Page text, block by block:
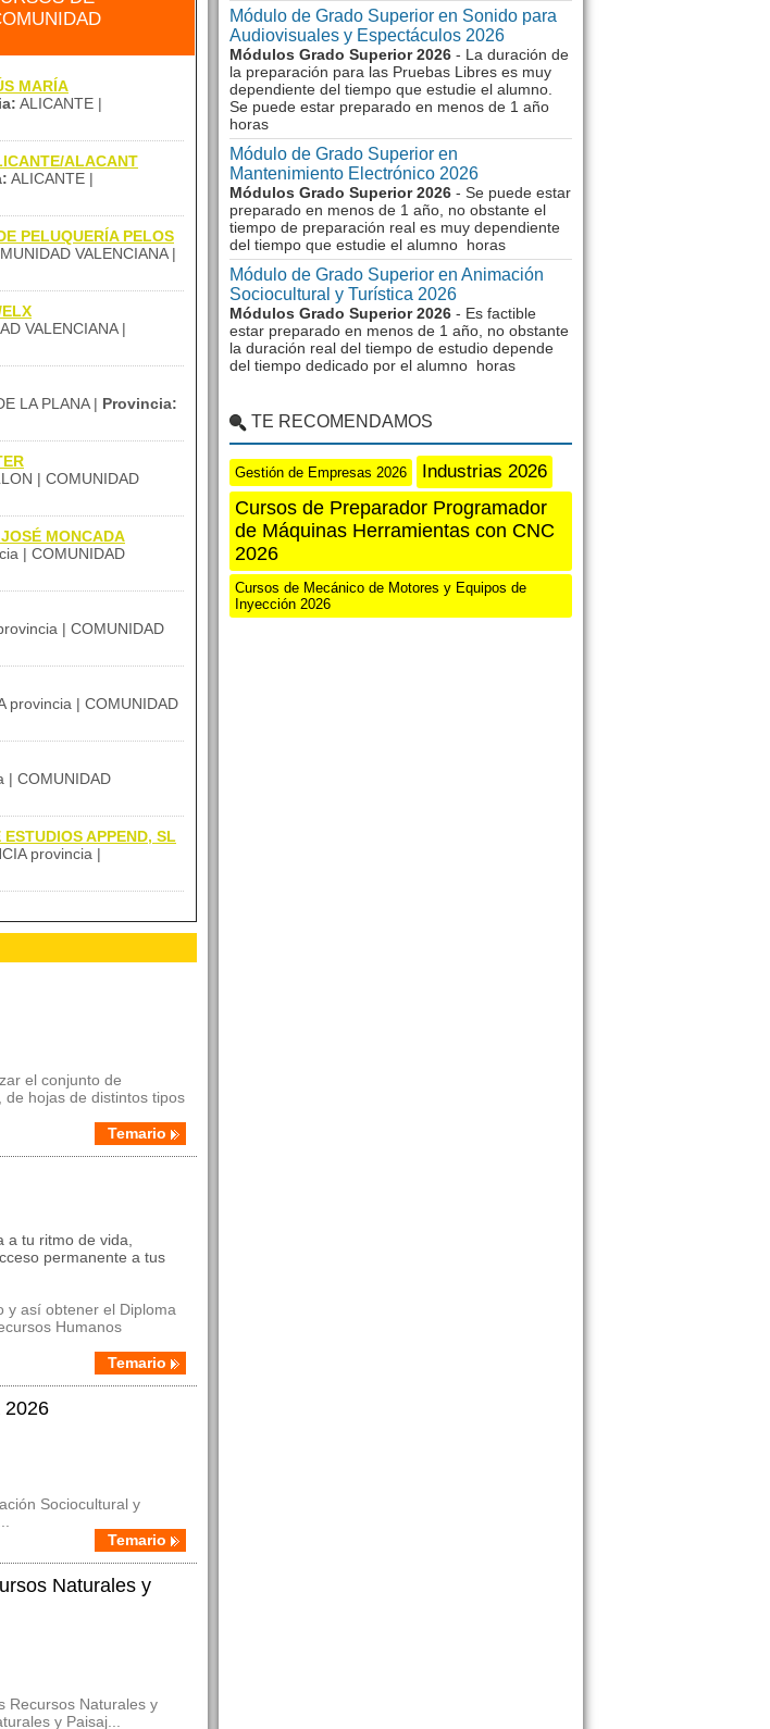
MARÍA
ALICANTE |
ALACANT
ALICANTE |
PELUQUERÍA PELOS
VALENCIANA |
VALENCIANA |
LA PLANA | Provincia:
| COMUNIDAD
MONCADA
| COMUNIDAD
| COMUNIDAD
provincia | COMUNIDAD
| COMUNIDAD
APPEND, SL
provincia |
el conjunto de
hojas de distintos tipos
Temario
tu ritmo de vida,
permanente a tus
y así obtener el Diploma
Humanos
Temario
2026
Sociocultural y
Temario
Naturales y
Recursos Naturales y
y Paisaj...
Módulo de Grado Superior en Sonido para
Audiovisuales y Espectáculos 2026
Módulos Grado Superior 2026 - La duración de
la preparación para las Pruebas Libres es muy
dependiente del tiempo que estudie el alumno.
Se puede estar preparado en menos de 1 año
horas
Módulo de Grado Superior en
Mantenimiento Electrónico 2026
Módulos Grado Superior 2026 - Se puede estar
preparado en menos de 1 año, no obstante el
tiempo de preparación real es muy dependiente
del tiempo que estudie el alumno horas
Módulo de Grado Superior en Animación
Sociocultural y Turística 2026
Módulos Grado Superior 2026 - Es factible
estar preparado en menos de 1 año, no obstante
la duración real del tiempo de estudio depende
del tiempo dedicado por el alumno horas
TE RECOMENDAMOS
Gestión de Empresas 2026 Industrias 2026
Cursos de Preparador Programador
de Máquinas Herramientas con CNC
2026
Cursos de Mecánico de Motores y Equipos de
Inyección 2026